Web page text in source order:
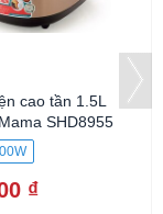
cao tần 1.5L
SHD8955
₫